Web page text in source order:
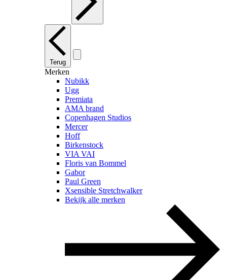
Terug
Merken
Nubikk
Ugg
Premiata
AMA brand
Copenhagen Studios
Mercer
Hoff
Birkenstock
VIA VAI
Floris van Bommel
Gabor
Paul Green
Xsensible Stretchwalker
Bekijk alle merken